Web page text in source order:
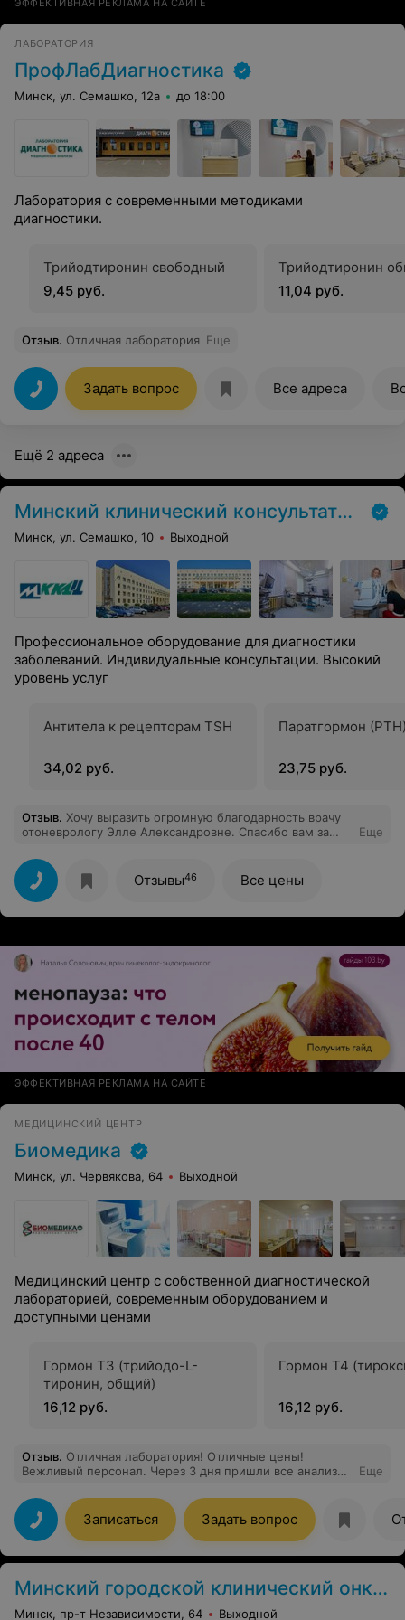
ЭФФЕКТИВНАЯ РЕКЛАМА НА САЙТЕ
ЛАБОРАТОРИЯ
ПрофЛабДиагностика
Минск, ул. Семашко, 12а до 18:00
Лаборатория с современными методиками
диагностики.
Трийодтиронин свободный
9,45 руб.
Трийодтиронин
11,04 руб.
Отзыв. Отличная лаборатория Еще
Задать вопрос Все адреса
Ещё 2 адреса
Минский клинический консультативно-диагностический центр
Минск, ул. Семашко, 10 Выходной
Профессиональное оборудование для диагностики
заболеваний. Индивидуальные консультации. Высокий
уровень услуг
Антитела к рецепторам TSH
34,02 руб.
Паратгормон
23,75 руб.
Отзыв. Хочу выразить огромную благодарность врачу
отоневрологу Элле Александровне. Спасибо вам за
своим пациентам, за понимание и поддержку.
Еще
Отзывы46 Все цены
ЭФФЕКТИВНАЯ РЕКЛАМА НА САЙТЕ
МЕДИЦИНСКИЙ ЦЕНТР
Биомедика
Минск, ул. Червякова, 64 Выходной
Медицинский центр с собственной диагностической
лабораторией, современным оборудованием и
доступными ценами
Гормон Т3 (трийодо-L-
тиронин, общий)
16,12 руб.
Гормон Т4
16,12 руб.
Отзыв. Отличная лаборатория! Отличные цены!
Вежливый персонал. Через 3 дня пришли все анализы
Еще
Записаться Задать вопрос
Минский городской клинический онкологический центр
Минск, пр-т Независимости, 64 Выходной